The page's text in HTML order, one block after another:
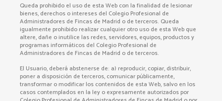
Queda prohibido el uso de esta Web con la finalidad de lesionar
bienes, derechos o intereses del Colegio Profesional de
Administradores de Fincas de Madrid o de terceros. Queda
igualmente prohibido realizar cualquier otro uso de esta Web que
altere, dañe o inutilice las redes, servidores, equipos, productos y
programas informáticos del Colegio Profesional de
Administradores de Fincas de Madrid o de terceros.
El Usuario, deberá abstenerse de: a) reproducir, copiar, distribuir,
poner a disposición de terceros, comunicar públicamente,
transformar o modificar los contenidos de esta Web, salvo en los
casos contemplados en la ley o expresamente autorizados por